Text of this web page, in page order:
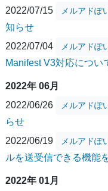
2022/07/15
メルアドぽ
知らせ
2022/07/04
メルアドぽ
Manifest V3対応につい
2022年 06月
2022/06/26
メルアドぽ
らせ
2022/06/19
メルアドぽ
ルを送受信できる機能
2022年 01月